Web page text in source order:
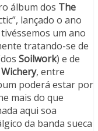
álbum dos The
lançado o ano
um ano
tratando-se de
Soilwork) e de
Wichery, entre
poderá estar por
mais do que
aqui soa
da banda sueca